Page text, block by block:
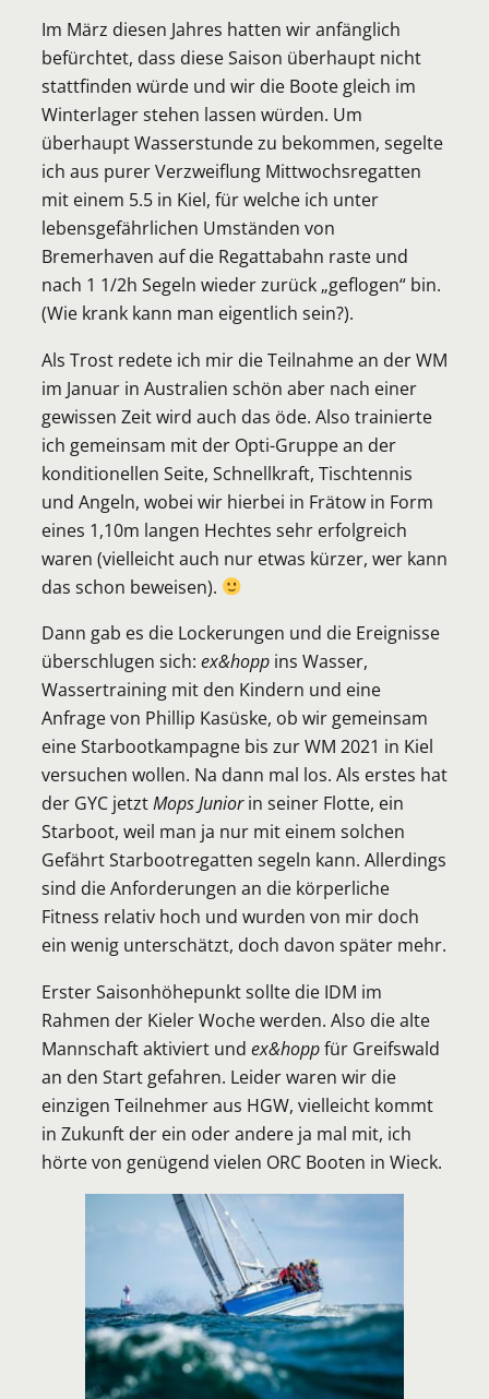
Im März diesen Jahres hatten wir anfänglich
befürchtet, dass diese Saison überhaupt nicht
stattfinden würde und wir die Boote gleich im
Winterlager stehen lassen würden. Um
überhaupt Wasserstunde zu bekommen, segelte
ich aus purer Verzweiflung Mittwochsregatten
mit einem 5.5 in Kiel, für welche ich unter
lebensgefährlichen Umständen von
Bremerhaven auf die Regattabahn raste und
nach 1 1/2h Segeln wieder zurück „geflogen“ bin.
(Wie krank kann man eigentlich sein?).
Als Trost redete ich mir die Teilnahme an der WM
im Januar in Australien schön aber nach einer
gewissen Zeit wird auch das öde. Also trainierte
ich gemeinsam mit der Opti-Gruppe an der
konditionellen Seite, Schnellkraft, Tischtennis
und Angeln, wobei wir hierbei in Frätow in Form
eines 1,10m langen Hechtes sehr erfolgreich
waren (vielleicht auch nur etwas kürzer, wer kann
das schon beweisen).
Dann gab es die Lockerungen und die Ereignisse
überschlugen sich: ex&hopp ins Wasser,
Wassertraining mit den Kindern und eine
Anfrage von Phillip Kasüske, ob wir gemeinsam
eine Starbootkampagne bis zur WM 2021 in Kiel
versuchen wollen. Na dann mal los. Als erstes hat
der GYC jetztMops Juniorin seiner Flotte, ein
Starboot, weil man ja nur mit einem solchen
Gefährt Starbootregatten segeln kann. Allerdings
sind die Anforderungen an die körperliche
Fitness relativ hoch und wurden von mir doch
ein wenig unterschätzt, doch davon später mehr.
Erster Saisonhöhepunkt sollte die IDM im
Rahmen der Kieler Woche werden. Also die alte
Mannschaft aktiviert und ex&hoppfür Greifswald
an den Start gefahren. Leider waren wir die
einzigen Teilnehmer aus HGW, vielleicht kommt
in Zukunft der ein oder andere ja mal mit, ich
hörte von genügend vielen ORC Booten in Wieck.